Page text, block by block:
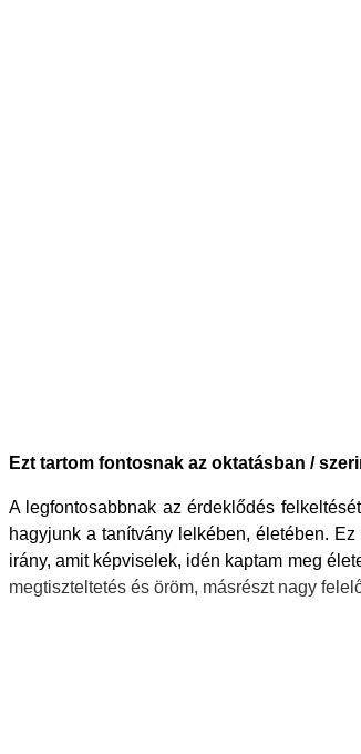
Ezt tartom fontosnak az oktatásban /
A legfontosabbnak az érdeklődés
hagyjunk a tanítvány lelkében, életében.
irány, amit képviselek, idén kaptam meg
megtiszteltetés és öröm, másrészt nagy